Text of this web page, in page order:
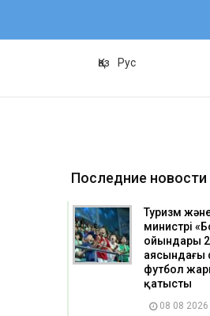
Қаз Рус
Последние новости
Туризм
министрі
ойындары
аясындағы
футбол
қатысты
08 08 2026